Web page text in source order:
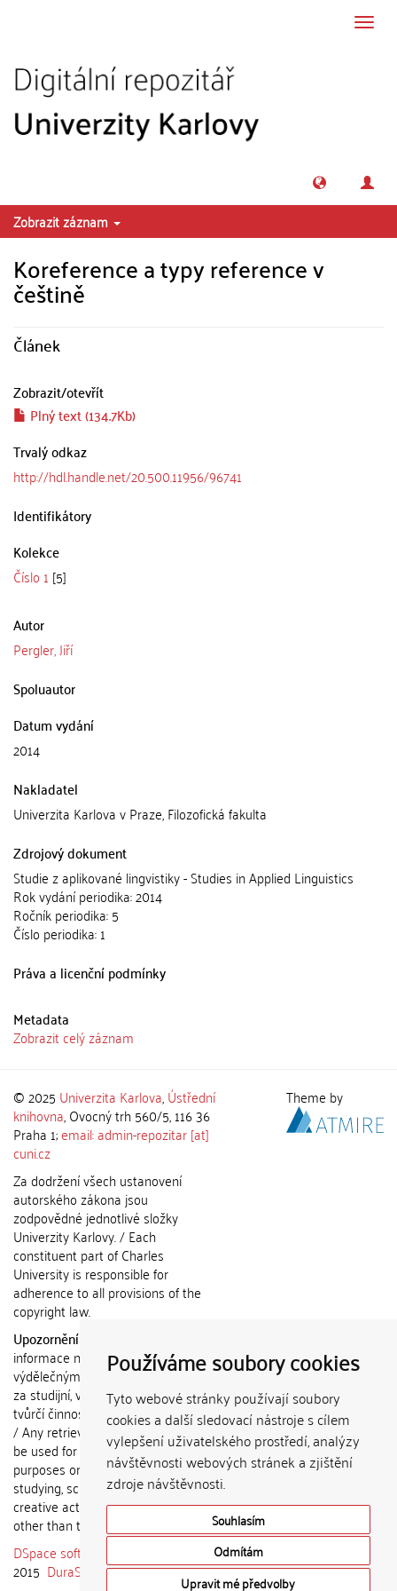
Používáme soubory cookies
Tyto webové stránky používají soubory
cookies a další sledovací nástroje s cílem
vylepšení uživatelského prostředí, analýzy
návštěvnosti webových stránek a zjištění
zdroje návštěvnosti.
Souhlasím
Odmítám
Upravit mé předvolby
Zobrazit záznam
Koreference a typy reference v
češtině
Článek
Zobrazit/otevřít
Plný text (134.7Kb)
Trvalý odkaz
http://hdl.handle.net/20.500.11956/96741
Identifikátory
Kolekce
Číslo 1 [5]
Autor
Pergler, Jiří
Spoluautor
Datum vydání
2014
Nakladatel
Univerzita Karlova v Praze, Filozofická fakulta
Zdrojový dokument
Studie z aplikované lingvistiky - Studies in Applied Linguistics
Rok vydání periodika: 2014
Ročník periodika: 5
Číslo periodika: 1
Práva a licenční podmínky
Metadata
Zobrazit celý záznam
© 2025 Univerzita Karlova,Ústřední
knihovna, Ovocný trh 560/5, 116 36
Praha 1;email: admin-repozitar [at]
cuni.cz
Za dodržení všech ustanovení
autorského zákona jsou
zodpovědné jednotlivé složky
Univerzity Karlovy. / Each
constituent part of Charles
University is responsible for
adherence to all provisions of the
copyright law.
Upozornění / Notice:
informace nemohou být použity k
výdělečným účelům nebo vydávány
za studijní, vědeckou nebo jinou
tvůrčí činnost jiné osoby než autora.
/ Any retrieved information shall not
be used for any commercial
purposes or claimed as results of
studying, scientific or any other
creative activities of any person
other than the author.
DSpace software
copyright © 2002-
2015 DuraSpace
Theme by